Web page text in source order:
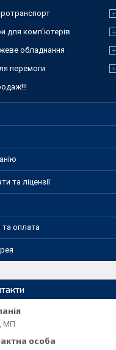
для комп'ютерів
обладнання
перемоги
та ліцензії
оплата
МП